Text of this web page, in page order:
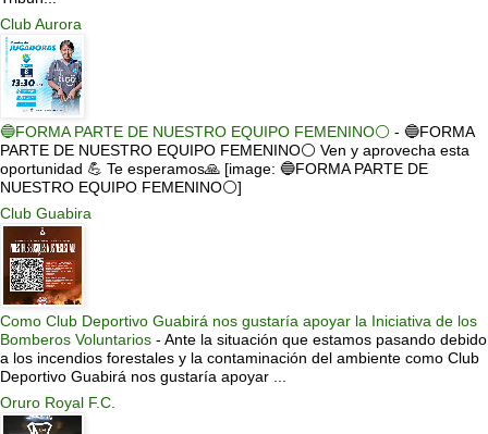
Club Aurora
🔵FORMA PARTE DE NUESTRO EQUIPO FEMENINO⚪ - 🔵FORMA
PARTE DE NUESTRO EQUIPO FEMENINO⚪ Ven y aprovecha esta
oportunidad 💪 Te esperamos🙏 [image: 🔵FORMA PARTE DE
NUESTRO EQUIPO FEMENINO⚪]
Club Guabira
Como Club Deportivo Guabirá nos gustaría apoyar la Iniciativa de los
Bomberos Voluntarios - Ante la situación que estamos pasando debido
a los incendios forestales y la contaminación del ambiente como Club
Deportivo Guabirá nos gustaría apoyar ...
Oruro Royal F.C.